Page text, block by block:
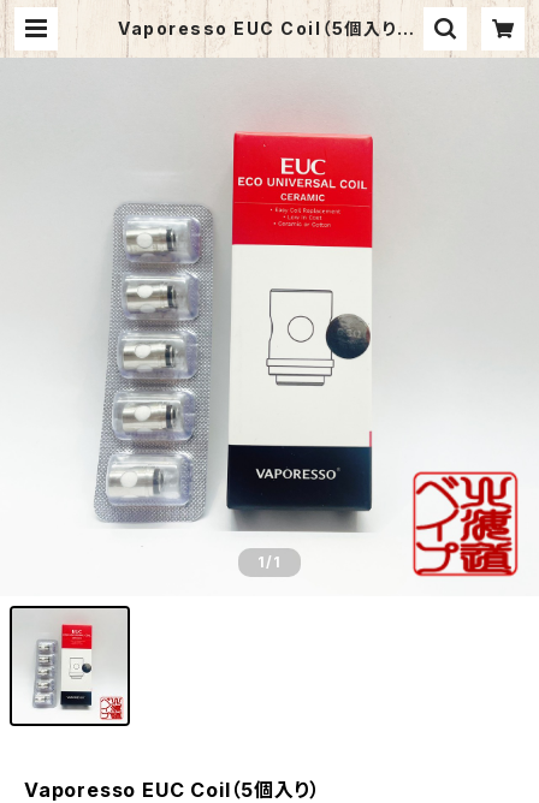
Vaporesso EUC Coil（5個入り） |
vapehokkaido
1/1
Vaporesso EUC Coil（5個入り）